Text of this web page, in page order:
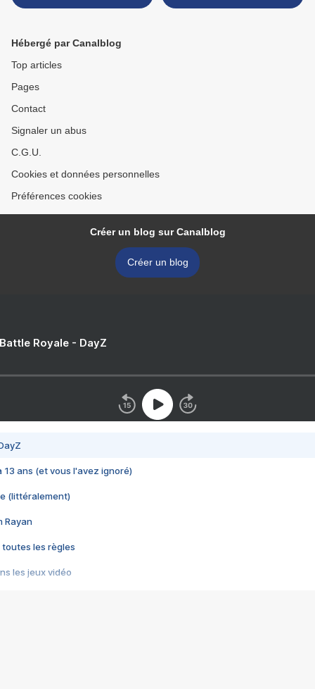
Hébergé par Canalblog
Top articles
Pages
Contact
Signaler un abus
C.G.U.
Cookies et données personnelles
Préférences cookies
Créer un blog sur Canalblog
Créer un blog
Royale - DayZ
13 ans (et vous l'avez ignoré)
(littéralement)
Rayan
toutes les règles
les jeux vidéo